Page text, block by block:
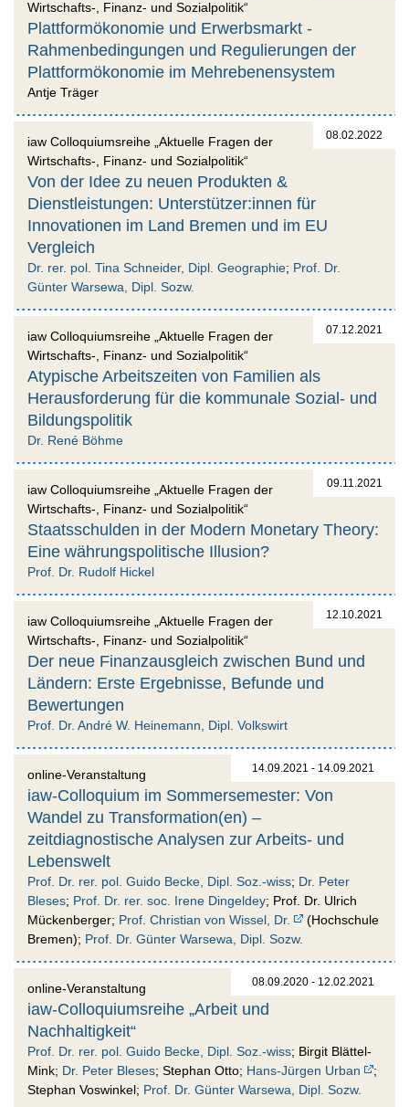
Wirtschafts-, Finanz- und Sozialpolitik“
Plattformökonomie und Erwerbsmarkt -
Rahmenbedingungen und Regulierungen der
Plattformökonomie im Mehrebenensystem
Antje Träger
08.02.2022
iaw Colloquiumsreihe „Aktuelle Fragen der
Wirtschafts-, Finanz- und Sozialpolitik“
Von der Idee zu neuen Produkten &
Dienstleistungen: Unterstützer:innen für
Innovationen im Land Bremen und im EU
Vergleich
Dr. rer. pol. Tina Schneider, Dipl. Geographie; Prof. Dr.
Günter Warsewa, Dipl. Sozw.
07.12.2021
iaw Colloquiumsreihe „Aktuelle Fragen der
Wirtschafts-, Finanz- und Sozialpolitik“
Atypische Arbeitszeiten von Familien als
Herausforderung für die kommunale Sozial- und
Bildungspolitik
Dr. René Böhme
09.11.2021
iaw Colloquiumsreihe „Aktuelle Fragen der
Wirtschafts-, Finanz- und Sozialpolitik“
Staatsschulden in der Modern Monetary Theory:
Eine währungspolitische Illusion?
Prof. Dr. Rudolf Hickel
12.10.2021
iaw Colloquiumsreihe „Aktuelle Fragen der
Wirtschafts-, Finanz- und Sozialpolitik“
Der neue Finanzausgleich zwischen Bund und
Ländern: Erste Ergebnisse, Befunde und
Bewertungen
Prof. Dr. André W. Heinemann, Dipl. Volkswirt
14.09.2021 - 14.09.2021
online-Veranstaltung
iaw-Colloquium im Sommersemester: Von
Wandel zu Transformation(en) –
zeitdiagnostische Analysen zur Arbeits- und
Lebenswelt
Prof. Dr. rer. pol. Guido Becke, Dipl. Soz.-wiss; Dr. Peter
Bleses; Prof. Dr. rer. soc. Irene Dingeldey; Prof. Dr. Ulrich
Mückenberger; Prof. Christian von Wissel, Dr.
(Hochschule
Bremen); Prof. Dr. Günter Warsewa, Dipl. Sozw.
08.09.2020 - 12.02.2021
online-Veranstaltung
iaw-Colloquiumsreihe „Arbeit und
Nachhaltigkeit“
Prof. Dr. rer. pol. Guido Becke, Dipl. Soz.-wiss; Birgit Blättel-
Mink; Dr. Peter Bleses; Stephan Otto; Hans-Jürgen Urban
;
Stephan Voswinkel; Prof. Dr. Günter Warsewa, Dipl. Sozw.